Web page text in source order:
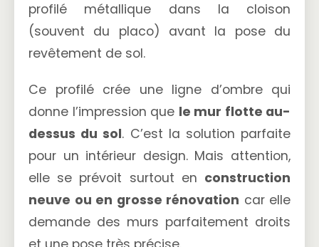
profilé métallique dans la cloison
(souvent du placo) avant la pose du
revêtement de sol.
Ce profilé crée une ligne d’ombre qui
donne l’impression que le mur flotte au-
dessus du sol. C’est la solution parfaite
pour un intérieur design. Mais attention,
elle se prévoit surtout en construction
neuve ou en grosse rénovation car elle
demande des murs parfaitement droits